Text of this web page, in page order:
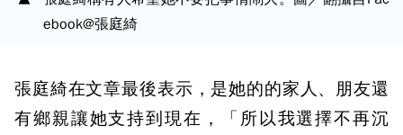
ebook@張庭綺
張庭綺在文章最後表示，是她的的家人、朋友還
有鄉親讓她支持到現在，「所以我選擇不再沉